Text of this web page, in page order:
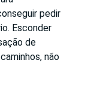
pedir
Esconder
de
não